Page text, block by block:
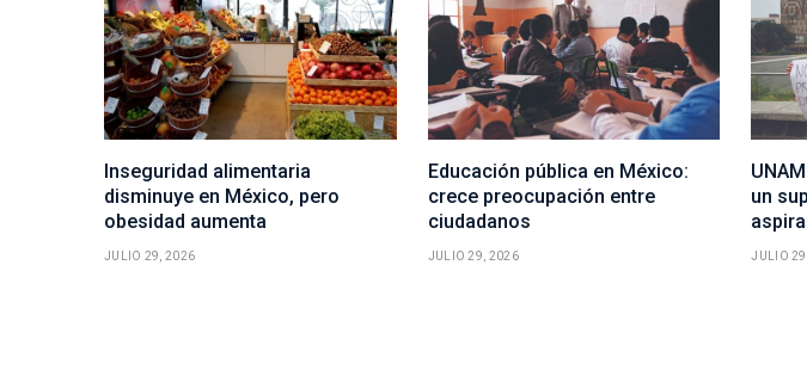
Inseguridad alimentaria
disminuye en México, pero
obesidad aumenta
JULIO 29, 2026
Educación pública en México:
crece preocupación entre
ciudadanos
JULIO 29, 2026
un
JULIO